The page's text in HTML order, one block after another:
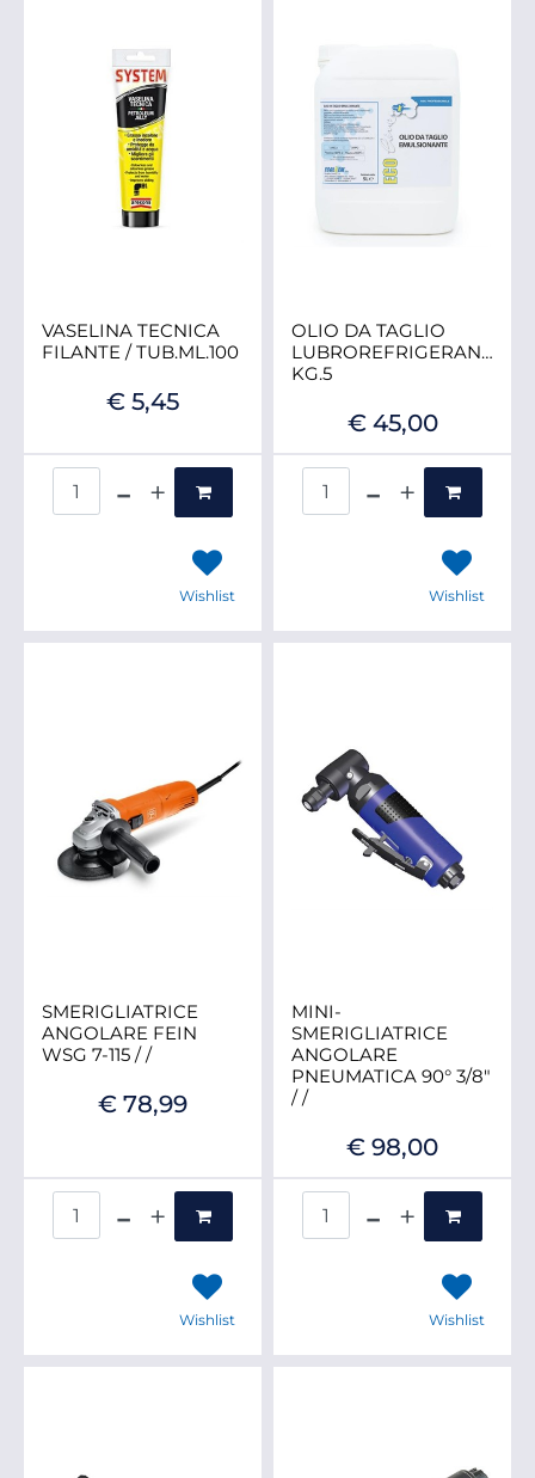
VASELINA TECNICA
FILANTE / TUB.ML.100
€ 5,45
Wishlist
OLIO DA TAGLIO
LUBROREFRIGERANTE
KG.5
€ 45,00
Wishlist
SMERIGLIATRICE
ANGOLARE FEIN
WSG 7-115 / /
€ 78,99
Wishlist
MINI-
SMERIGLIATRICE
ANGOLARE
PNEUMATICA 90° 3/8"
/ /
€ 98,00
Wishlist